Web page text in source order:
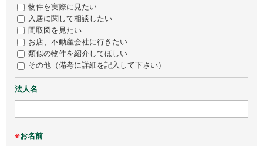
物件を実際に見たい
入居に関して相談したい
間取図を見たい
お店、不動産会社に行きたい
類似の物件を紹介してほしい
その他（備考に詳細を記入して下さい）
法人名
※お名前